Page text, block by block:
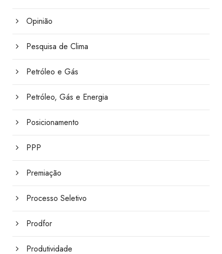
Opinião
Pesquisa de Clima
Petróleo e Gás
Petróleo, Gás e Energia
Posicionamento
PPP
Premiação
Processo Seletivo
Prodfor
Produtividade